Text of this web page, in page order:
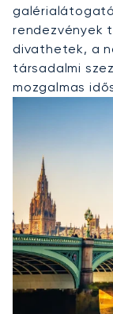
rendezvények
divathetek, a
társadalmi
mozgalmas
Privát